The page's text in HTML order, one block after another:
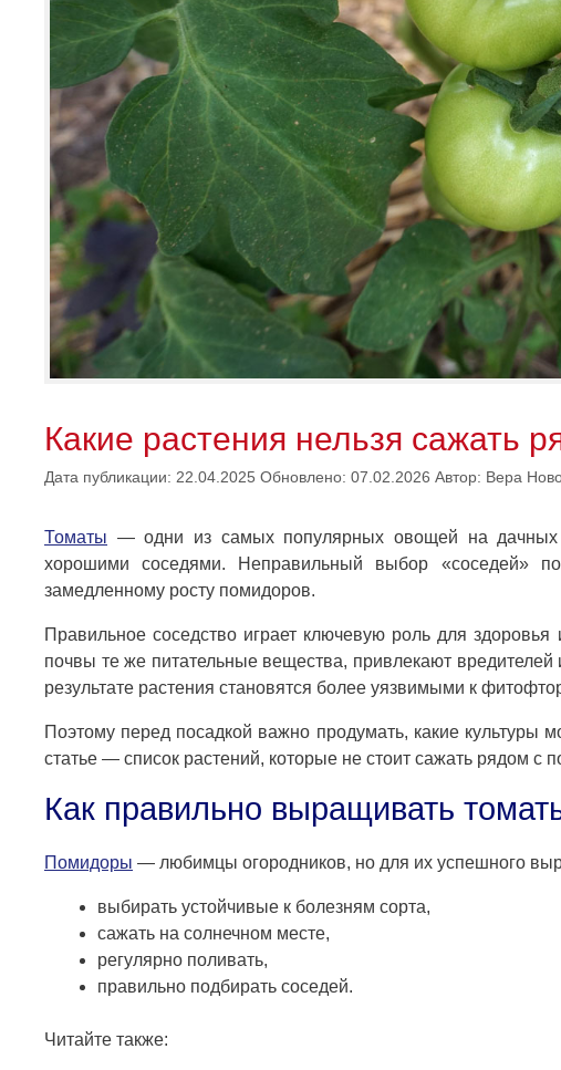
Какие растения нельзя сажать
Дата публикации: 22.04.2025 Обновлено: 07.02.2026 Автор: Вера
Томаты — одни из самых популярных овощей на дачных
хорошими соседями. Неправильный выбор «соседей»
замедленному росту помидоров.
Правильное соседство играет ключевую роль для
почвы те же питательные вещества, привлекают
результате растения становятся более уязвимыми к
Поэтому перед посадкой важно продумать, какие культуры
статье — список растений, которые не стоит сажать рядом
Как правильно выращивать
Помидоры — любимцы огородников, но для их успешного
выбирать устойчивые к болезням сорта,
сажать на солнечном месте,
регулярно поливать,
правильно подбирать соседей.
Читайте также: